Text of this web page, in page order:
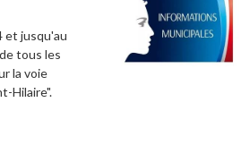
et jusqu'au
tous les
la voie
Hilaire".